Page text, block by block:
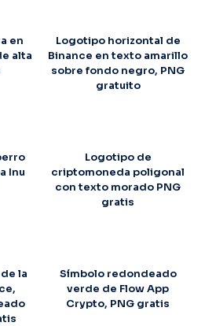
en
alta
Logotipo horizontal de
Binance en texto amarillo
sobre fondo negro, PNG
gratuito
Inu
Logotipo de
criptomoneda poligonal
con texto morado PNG
gratis
la
Símbolo redondeado
verde de Flow App
Crypto, PNG gratis